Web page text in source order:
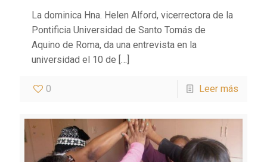
La dominica Hna. Helen Alford, vicerrectora de la
Pontificia Universidad de Santo Tomás de
Aquino de Roma, da una entrevista en la
universidad el 10 de […]
0 Leer más